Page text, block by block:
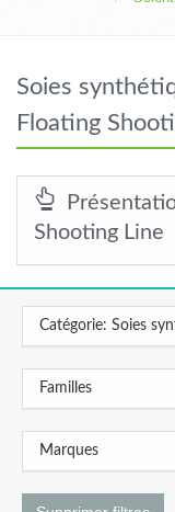
Soies
Floating
Shooting Line
Catégorie: Soies
Familles
Marques